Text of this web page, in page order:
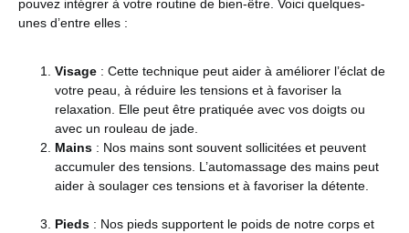
pouvez intégrer à votre routine de bien-être. Voici quelques-
unes d’entre elles :
Visage : Cette technique peut aider à améliorer l’éclat de
votre peau, à réduire les tensions et à favoriser la
relaxation. Elle peut être pratiquée avec vos doigts ou
avec un rouleau de jade.
Mains : Nos mains sont souvent sollicitées et peuvent
accumuler des tensions. L’automassage des mains peut
aider à soulager ces tensions et à favoriser la détente.
Pieds : Nos pieds supportent le poids de notre corps et